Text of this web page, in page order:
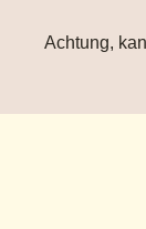
Achtung,